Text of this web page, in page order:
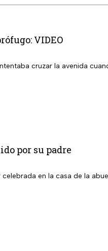
VIDEO
cruzar la avenida
por su padre
en la casa de la